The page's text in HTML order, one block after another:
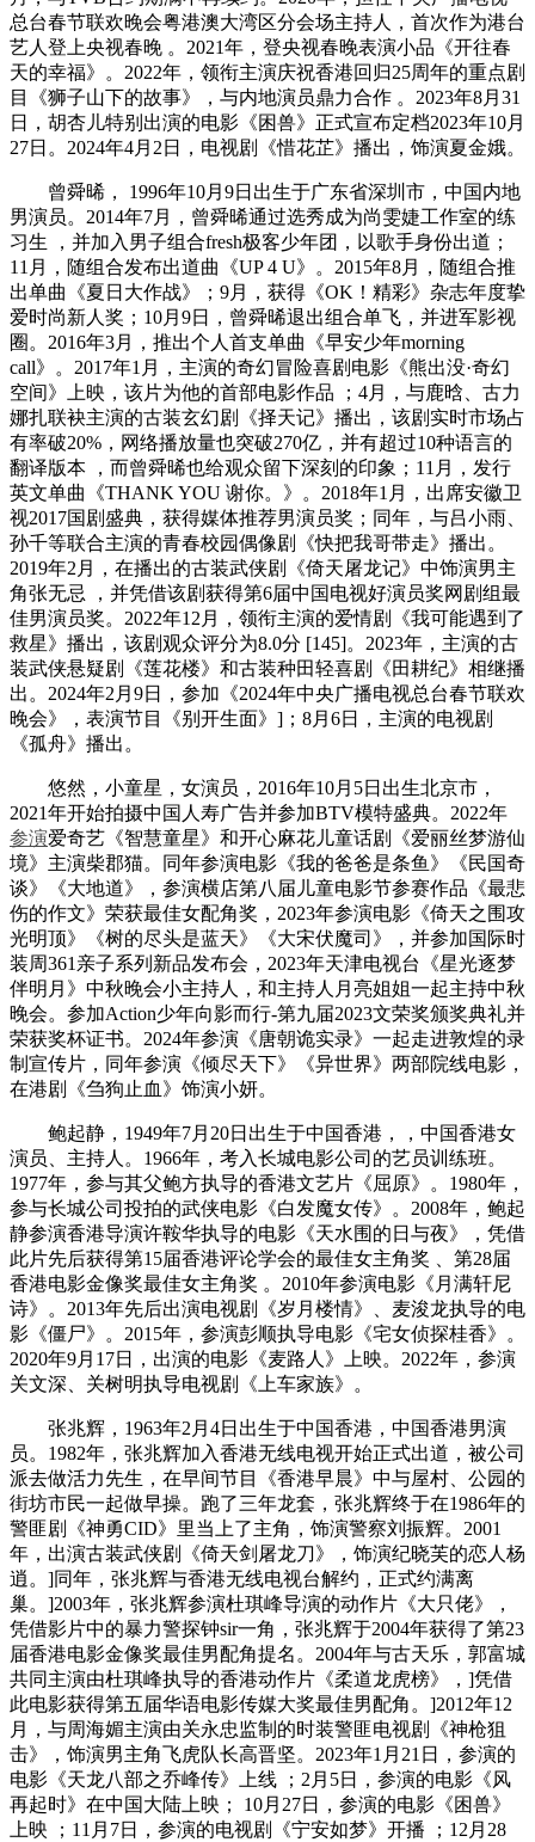
总台春节联欢晚会粤港澳大湾区分会场主持人，首次作为港台
艺人登上央视春晚 。2021年，登央视春晚表演小品《开往春
天的幸福》。2022年，领衔主演庆祝香港回归25周年的重点剧
目《狮子山下的故事》，与内地演员鼎力合作 。2023年8月31
日，胡杏儿特别出演的电影《困兽》正式宣布定档2023年10月
27日。2024年4月2日，电视剧《惜花芷》播出，饰演夏金娥。
曾舜晞， 1996年10月9日出生于广东省深圳市，中国内地
男演员。2014年7月，曾舜晞通过选秀成为尚雯婕工作室的练
习生 ，并加入男子组合fresh极客少年团，以歌手身份出道；
11月，随组合发布出道曲《UP 4 U》。2015年8月，随组合推
出单曲《夏日大作战》；9月，获得《OK！精彩》杂志年度挚
爱时尚新人奖；10月9日，曾舜晞退出组合单飞，并进军影视
圈。2016年3月，推出个人首支单曲《早安少年morning
call》。2017年1月，主演的奇幻冒险喜剧电影《熊出没·奇幻
空间》上映，该片为他的首部电影作品 ；4月，与鹿晗、古力
娜扎联袂主演的古装玄幻剧《择天记》播出，该剧实时市场占
有率破20%，网络播放量也突破270亿，并有超过10种语言的
翻译版本 ，而曾舜晞也给观众留下深刻的印象；11月，发行
英文单曲《THANK YOU 谢你。》。2018年1月，出席安徽卫
视2017国剧盛典，获得媒体推荐男演员奖；同年，与吕小雨、
孙千等联合主演的青春校园偶像剧《快把我哥带走》播出。
2019年2月，在播出的古装武侠剧《倚天屠龙记》中饰演男主
角张无忌 ，并凭借该剧获得第6届中国电视好演员奖网剧组最
佳男演员奖。2022年12月，领衔主演的爱情剧《我可能遇到了
救星》播出，该剧观众评分为8.0分 [145]。2023年，主演的古
装武侠悬疑剧《莲花楼》和古装种田轻喜剧《田耕纪》相继播
出。2024年2月9日，参加《2024年中央广播电视总台春节联欢
晚会》，表演节目《别开生面》]；8月6日，主演的电视剧
《孤舟》播出。
悠然，小童星，女演员，2016年10月5日出生北京市，
2021年开始拍摄中国人寿广告并参加BTV模特盛典。2022年
参演爱奇艺《智慧童星》和开心麻花儿童话剧《爱丽丝梦游仙
境》主演柴郡猫。同年参演电影《我的爸爸是条鱼》《民国奇
谈》《大地道》，参演横店第八届儿童电影节参赛作品《最悲
伤的作文》荣获最佳女配角奖，2023年参演电影《倚天之围攻
光明顶》《树的尽头是蓝天》《大宋伏魔司》，并参加国际时
装周361亲子系列新品发布会，2023年天津电视台《星光逐梦
伴明月》中秋晚会小主持人，和主持人月亮姐姐一起主持中秋
晚会。参加Action少年向影而行-第九届2023文荣奖颁奖典礼并
荣获奖杯证书。2024年参演《唐朝诡实录》一起走进敦煌的录
制宣传片，同年参演《倾尽天下》《异世界》两部院线电影，
在港剧《刍狗止血》饰演小妍。
鲍起静，1949年7月20日出生于中国香港，，中国香港女
演员、主持人。1966年，考入长城电影公司的艺员训练班。
1977年，参与其父鲍方执导的香港文艺片《屈原》。1980年，
参与长城公司投拍的武侠电影《白发魔女传》。2008年，鲍起
静参演香港导演许鞍华执导的电影《天水围的日与夜》，凭借
此片先后获得第15届香港评论学会的最佳女主角奖 、第28届
香港电影金像奖最佳女主角奖 。2010年参演电影《月满轩尼
诗》。2013年先后出演电视剧《岁月楼情》、麦浚龙执导的电
影《僵尸》。2015年，参演彭顺执导电影《宅女侦探桂香》。
2020年9月17日，出演的电影《麦路人》上映。2022年，参演
关文深、关树明执导电视剧《上车家族》。
张兆辉，1963年2月4日出生于中国香港，中国香港男演
员。1982年，张兆辉加入香港无线电视开始正式出道，被公司
派去做活力先生，在早间节目《香港早晨》中与屋村、公园的
街坊市民一起做早操。跑了三年龙套，张兆辉终于在1986年的
警匪剧《神勇CID》里当上了主角，饰演警察刘振辉。2001
年，出演古装武侠剧《倚天剑屠龙刀》，饰演纪晓芙的恋人杨
逍。]同年，张兆辉与香港无线电视台解约，正式约满离
巢。]2003年，张兆辉参演杜琪峰导演的动作片《大只佬》，
凭借影片中的暴力警探钟sir一角，张兆辉于2004年获得了第23
届香港电影金像奖最佳男配角提名。2004年与古天乐，郭富城
共同主演由杜琪峰执导的香港动作片《柔道龙虎榜》，]凭借
此电影获得第五届华语电影传媒大奖最佳男配角。]2012年12
月，与周海媚主演由关永忠监制的时装警匪电视剧《神枪狙
击》，饰演男主角飞虎队长高晋坚。2023年1月21日，参演的
电影《天龙八部之乔峰传》上线 ；2月5日，参演的电影《风
再起时》在中国大陆上映； 10月27日，参演的电影《困兽》
上映 ；11月7日，参演的电视剧《宁安如梦》开播 ；12月28